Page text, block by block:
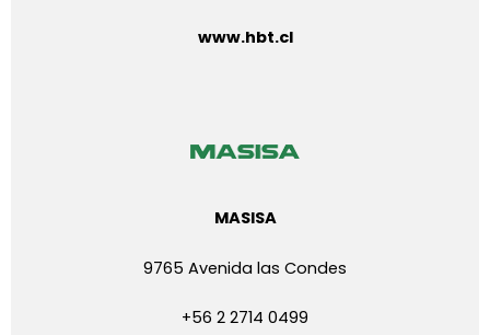
www.hbt.cl
MASISA
9765 Avenida las Condes
+56 2 2714 0499